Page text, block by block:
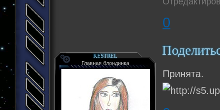
0
KESTREL
Главная блондинка
Принята.